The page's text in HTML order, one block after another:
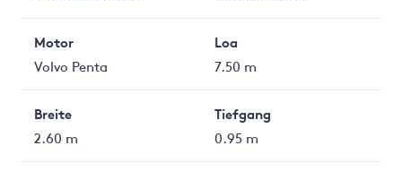
Motor
Volvo Penta
Loa
7.50 m
Breite
2.60 m
Tiefgang
0.95 m